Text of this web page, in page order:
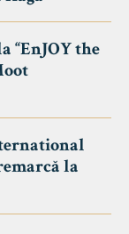
“EnJOY the
la